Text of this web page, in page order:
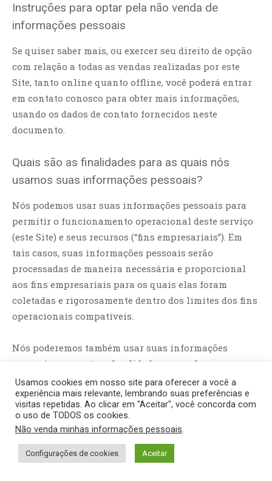
Instruções para optar pela não venda de
informações pessoais
Se quiser saber mais, ou exercer seu direito de opção
com relação a todas as vendas realizadas por este
Site, tanto online quanto offline, você poderá entrar
em contato conosco para obter mais informações,
usando os dados de contato fornecidos neste
documento.
Quais são as finalidades para as quais nós
usamos suas informações pessoais?
Nós podemos usar suas informações pessoais para
permitir o funcionamento operacional deste serviço
(este Site) e seus recursos (“fins empresariais”). Em
tais casos, suas informações pessoais serão
processadas de maneira necessária e proporcional
aos fins empresariais para os quais elas foram
coletadas e rigorosamente dentro dos limites dos fins
operacionais compatíveis.
Nós poderemos também usar suas informações
pessoais para outras finalidades, como fins
comerciais (conforme indicado na seção
“Informações detalhadas sobre o processamento de
Dados Pessoais” neste documento), e também para
cumprir com a lei e defender nossos direitos perante
as autoridades competentes, quando nossos direitos e
interesses estiverem ameaçados ou sofremos danos
Usamos cookies em nosso site para oferecer a você a
experiência mais relevante, lembrando suas preferências e
visitas repetidas. Ao clicar em "Aceitar", você concorda com
o uso de TODOS os cookies.
Não venda minhas informações pessoais.
Configurações de cookies Aceitar